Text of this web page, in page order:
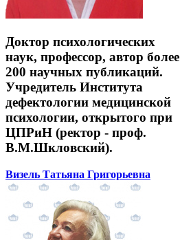
Доктор психологических
наук, профессор, автор более
200 научных публикаций.
Учредитель Института
дефектологии медицинской
психологии, открытого при
ЦПРиН (ректор - проф.
В.М.Шкловский).
Визель Татьяна Григорьевна